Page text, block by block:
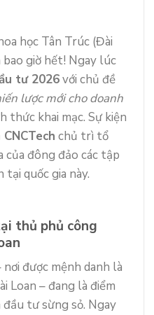
học Tân Trúc (Đài
giờ hết! Ngay lúc
tư 2026với chủ đề
lược mới cho doanh
thức khai mạc. Sự kiện
chủ trì tổ
đông đảo các tập
quốc gia này.
thủ phủ công
được mệnh danh là
Loan – đang là điểm
tư sừng sỏ. Ngay